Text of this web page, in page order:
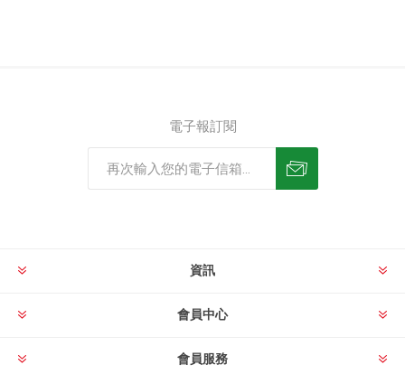
電子報訂閱
資訊
會員中心
會員服務